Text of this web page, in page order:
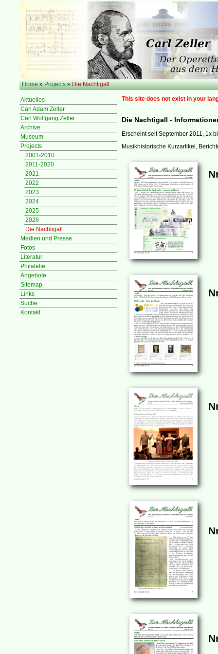
Home »Projects »Die Nachtigall
Aktuelles
Carl Adam Zeller
Carl Wolfgang Zeller
Archive
Museum
Projects
2001-2010
2011-2020
2021
2022
2023
2024
2025
2026
Die Nachtigall
Medien und Presse
Fotos
Literatur
Philatelie
Angebote
Sitemap
Links
Suche
Kontakt
This site does not exist in your
Die Nachtigall -
Erscheint seit September 2011, 1x
Musikhistorische Kurzartikel,